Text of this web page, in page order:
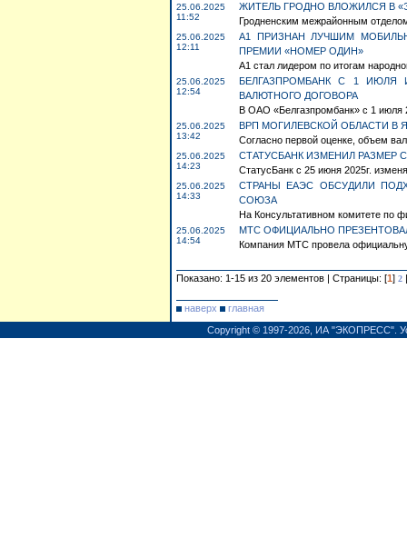
25.06.2025
11:52
ЖИТЕЛЬ ГРОДНО ВЛОЖИЛСЯ В
Гродненским межрайонным
25.06.2025
12:11
А1 ПРИЗНАН ЛУЧШИМ
ПРЕМИИ «НОМЕР ОДИН»
А1 стал лидером по итогам
25.06.2025
12:54
БЕЛГАЗПРОМБАНК С 1 ИЮЛЯ
ВАЛЮТНОГО ДОГОВОРА
В ОАО «Белгазпромбанк» с 1 июля
25.06.2025
13:42
ВРП МОГИЛЕВСКОЙ ОБЛАСТИ В
Согласно первой оценке, объем
25.06.2025
14:23
СТАТУСБАНК ИЗМЕНИЛ РАЗМЕР
СтатусБанк с 25 июня 2025г.
25.06.2025
14:33
СТРАНЫ ЕАЭС ОБСУДИЛИ
СОЮЗА
На Консультативном комитете по
25.06.2025
14:54
МТС ОФИЦИАЛЬНО
Компания МТС провела
Показано: 1-15 из 20 элементов | Страницы: [1] 2 |
наверх
главная
Copyright © 1997-2026, ИА "ЭКОПРЕСС".